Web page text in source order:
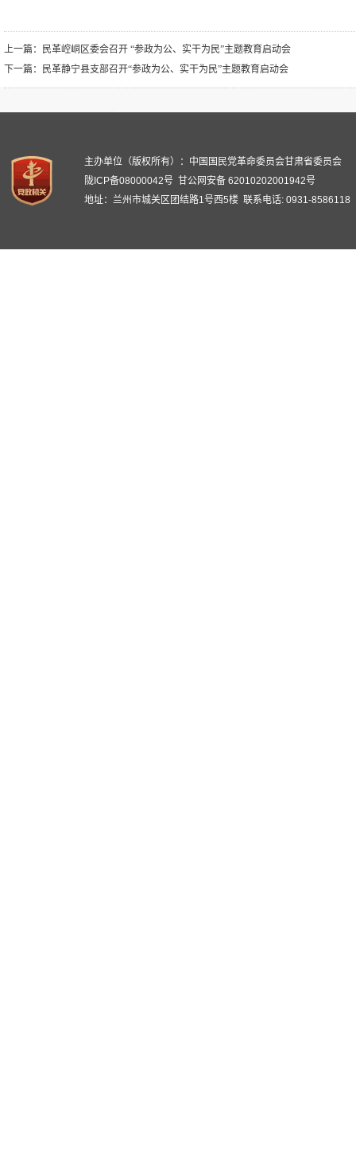
上一篇：
民革崆峒区委会召开 “参政为公、实干为民”主题教育启动会
下一篇：
民革静宁县支部召开“参政为公、实干为民”主题教育启动会
主办单位（版权所有）：中国国民党革命委员会甘肃省委员会
陇ICP备08000042号 甘公网安备 62010202001942号
地址：兰州市城关区团结路1号西5楼 联系电话: 0931-8586118